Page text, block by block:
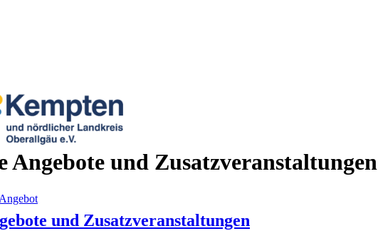
Angebote und Zusatzveranstaltungen
und Zusatzveranstaltungen